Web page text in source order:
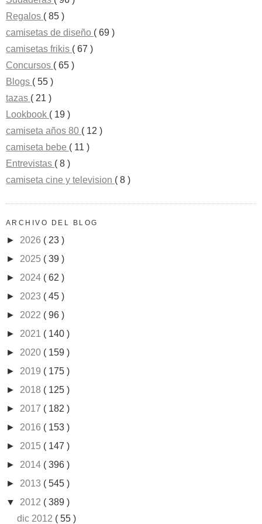
Regalos ( 85 )
camisetas de diseño ( 69 )
camisetas frikis ( 67 )
Concursos ( 65 )
Blogs ( 55 )
tazas ( 21 )
Lookbook ( 19 )
camiseta años 80 ( 12 )
camiseta bebe ( 11 )
Entrevistas ( 8 )
camiseta cine y television ( 8 )
ARCHIVO DEL BLOG
► 2026 ( 23 )
► 2025 ( 39 )
► 2024 ( 62 )
► 2023 ( 45 )
► 2022 ( 96 )
► 2021 ( 140 )
► 2020 ( 159 )
► 2019 ( 175 )
► 2018 ( 125 )
► 2017 ( 182 )
► 2016 ( 153 )
► 2015 ( 147 )
► 2014 ( 396 )
► 2013 ( 545 )
▼ 2012 ( 389 )
dic 2012 ( 55 )